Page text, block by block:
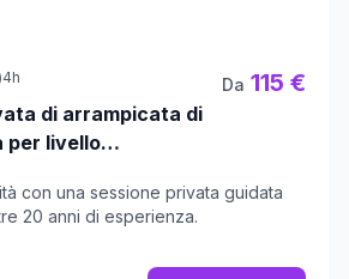
4h
di arrampicata di
per livello
Da 115 €
con una sessione privata guidata
20 anni di esperienza.